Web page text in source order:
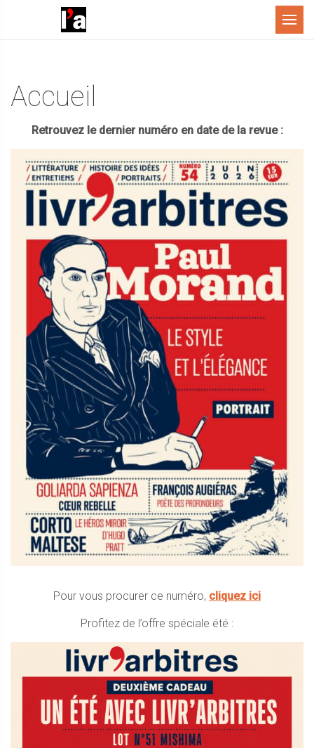
Menu
Accueil
Retrouvez le dernier numéro en date de la revue :
Pour vous procurer ce numéro, cliquez ici
Profitez de l’offre spéciale été :